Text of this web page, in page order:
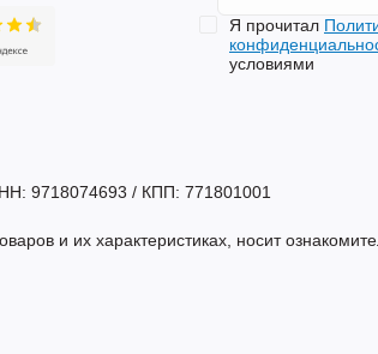
Я прочитал
условиями
9718074693 / КПП: 771801001
и их характеристиках, носит